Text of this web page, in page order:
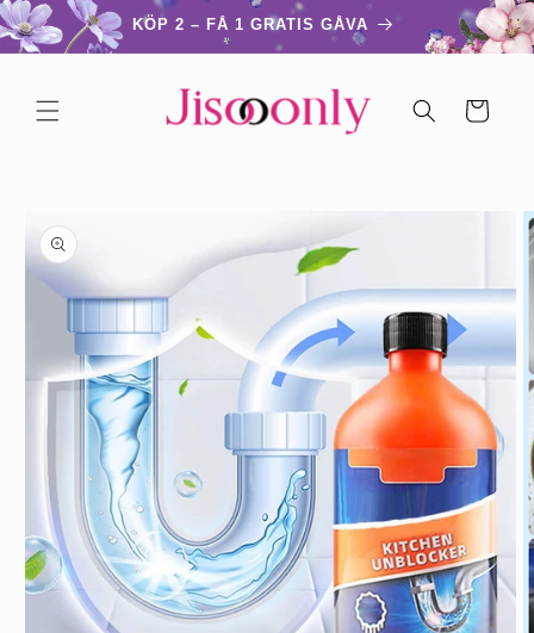
vidare
till
innehåll
KÖP 2 – FÅ 1 GRATIS GÅVA
Varukorg